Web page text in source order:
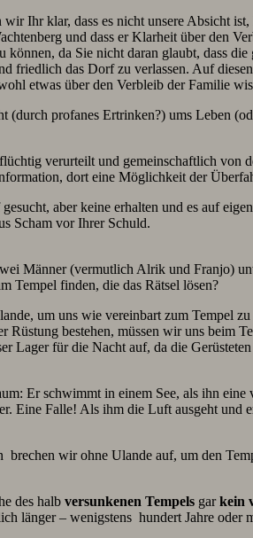
Ihr klar, dass es nicht unsere Absicht
und dass er Klarheit über den
können, da Sie nicht daran glaubt, dass
friedlich das Dorf zu verlassen. Auf
etwas über den Verbleib der Familie
(durch profanes Ertrinken?) ums Leben
verurteilt und gemeinschaftlich von
dort eine Möglichkeit der
aber keine erhalten und es auf
Scham vor Ihrer Schuld.
Männer (vermutlich Alrik und Franjo)
Tempel finden, die das Rätsel lösen?
um uns wie vereinbart zum Tempel
Rüstung bestehen, müssen wir uns beim
Lager für die Nacht auf, da die
Er schwimmt in einem See, als ihn
Eine Falle! Als ihm die Luft ausgeht und
brechen wir ohne Ulande auf, um den
des halb versunkenen Tempels garkein
länger – wenigstens hundert Jahre oder